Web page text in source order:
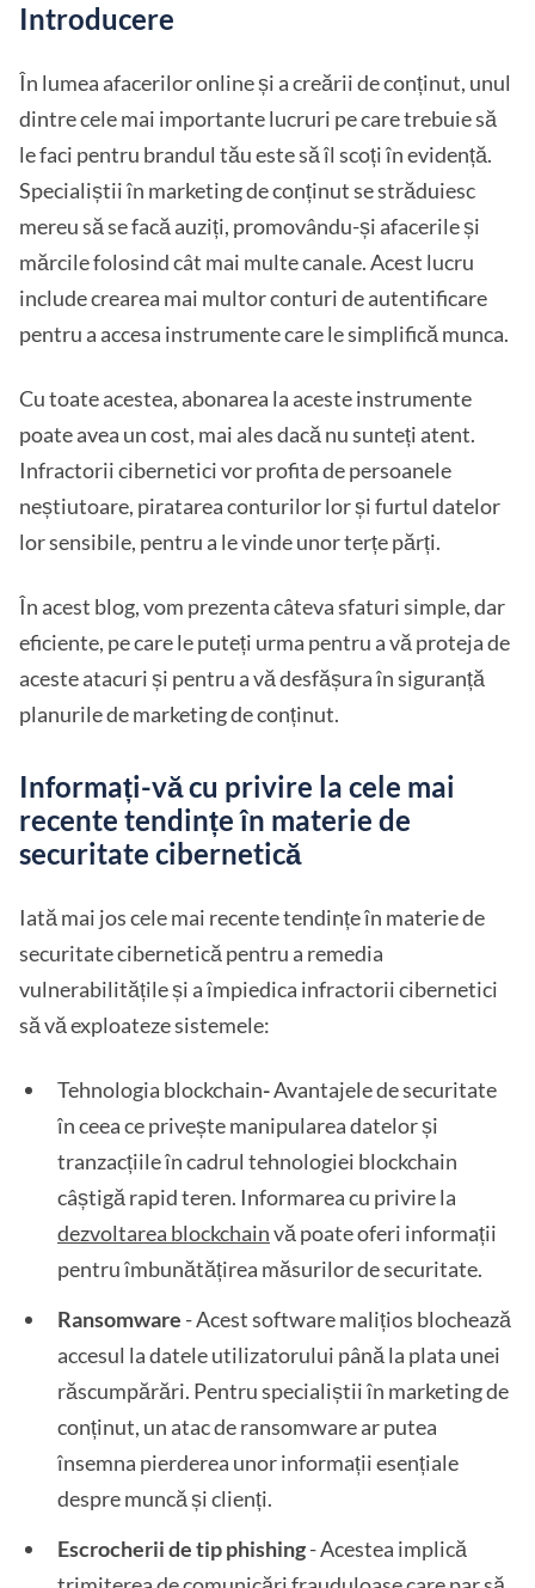
Introducere
În lumea afacerilor online și a creării de conținut, unul
dintre cele mai importante lucruri pe care trebuie să
le faci pentru brandul tău este să îl scoți în evidență.
Specialiștii în marketing de conținut se străduiesc
mereu să se facă auziți, promovându-și afacerile și
mărcile folosind cât mai multe canale. Acest lucru
include crearea mai multor conturi de autentificare
pentru a accesa instrumente care le simplifică munca.
Cu toate acestea, abonarea la aceste instrumente
poate avea un cost, mai ales dacă nu sunteți atent.
Infractorii cibernetici vor profita de persoanele
neștiutoare, piratarea conturilor lor și furtul datelor
lor sensibile, pentru a le vinde unor terțe părți.
În acest blog, vom prezenta câteva sfaturi simple, dar
eficiente, pe care le puteți urma pentru a vă proteja de
aceste atacuri și pentru a vă desfășura în siguranță
planurile de marketing de conținut.
Informați-vă cu privire la cele mai
recente tendințe în materie de
securitate cibernetică
Iată mai jos cele mai recente tendințe în materie de
securitate cibernetică pentru a remedia
vulnerabilitățile și a împiedica infractorii cibernetici
să vă exploateze sistemele:
Tehnologia blockchain-Avantajele de securitate
în ceea ce privește manipularea datelor și
tranzacțiile în cadrul tehnologiei blockchain
câștigă rapid teren. Informarea cu privire la
dezvoltarea blockchainvă poate oferi informații
pentru îmbunătățirea măsurilor de securitate.
Ransomware - Acest software malițios blochează
accesul la datele utilizatorului până la plata unei
răscumpărări. Pentru specialiștii în marketing de
conținut, un atac de ransomware ar putea
însemna pierderea unor informații esențiale
despre muncă și clienți.
Escrocherii de tip phishing- Acestea implică